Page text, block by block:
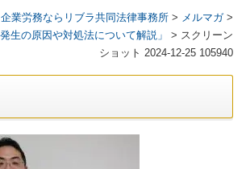
業労務ならリブラ共同法律事務所 > メルマガ>
生の原因や対処法について解説」
> スクリーン
ショット 2024-12-25 105940